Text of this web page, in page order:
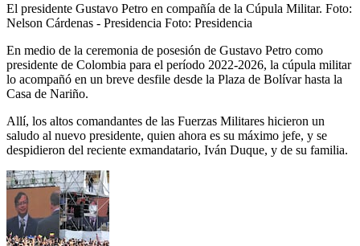
El presidente Gustavo Petro en compañía de la Cúpula Militar. Foto:
Nelson Cárdenas - Presidencia Foto: Presidencia
En medio de la ceremonia de posesión de Gustavo Petro como
presidente de Colombia para el período 2022-2026, la cúpula militar
lo acompañó en un breve desfile desde la Plaza de Bolívar hasta la
Casa de Nariño.
Allí, los altos comandantes de las Fuerzas Militares hicieron un
saludo al nuevo presidente, quien ahora es su máximo jefe, y se
despidieron del reciente exmandatario, Iván Duque, y de su familia.